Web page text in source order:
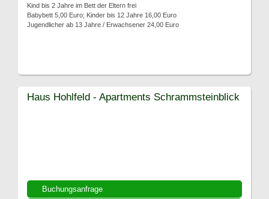
Kind bis 2 Jahre im Bett der Eltern frei
Babybett 5,00 Euro; Kinder bis 12 Jahre 16,00 Euro
Jugendlicher ab 13 Jahre / Erwachsener 24,00 Euro
Buchungsanfrage
Haus Hohlfeld - Apartments Schrammsteinblick